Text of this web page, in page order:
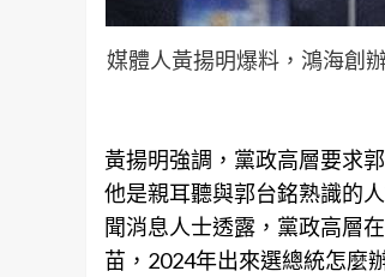
媒體人黃揚明爆料，鴻海創
黃揚明強調，黨政高層要求
他是親耳聽與郭台銘熟識的
聞消息人士透露，黨政高層
苗，2024年出來選總統怎麼